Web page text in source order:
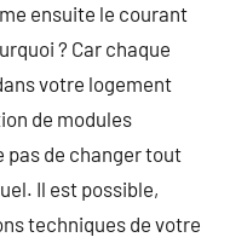
ensuite le courant
? Car chaque
votre logement
de modules
pas de changer tout
Il est possible,
techniques de votre